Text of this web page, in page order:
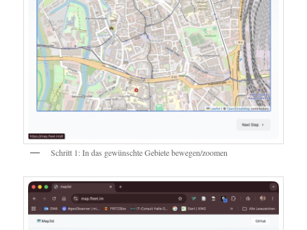
Schritt 1: In das gewünschte Gebiete bewegen/zoomen